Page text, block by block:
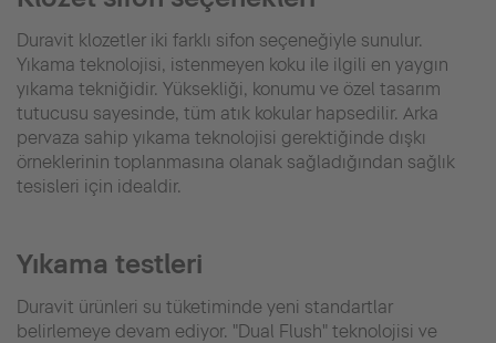
Duravit klozetler iki farklı sifon seçeneğiyle sunulur.
Yıkama teknolojisi, istenmeyen koku ile ilgili en yaygın
yıkama tekniğidir. Yüksekliği, konumu ve özel tasarım
tutucusu sayesinde, tüm atık kokular hapsedilir. Arka
pervaza sahip yıkama teknolojisi gerektiğinde dışkı
örneklerinin toplanmasına olanak sağladığından sağlık
tesisleri için idealdir.
Yıkama testleri
Duravit ürünleri su tüketiminde yeni standartlar
belirlemeye devam ediyor. "Dual Flush" teknolojisi ve